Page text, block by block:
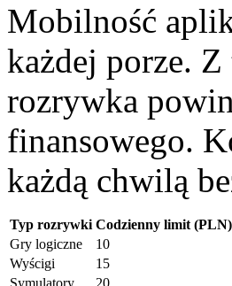
Mobilność
każdej porze.
rozrywka
finansowego.
każdą chwilą
Typ rozrywki Codzienny limit (PLN)
Gry logiczne
10
Wyścigi
15
Symulatory
20